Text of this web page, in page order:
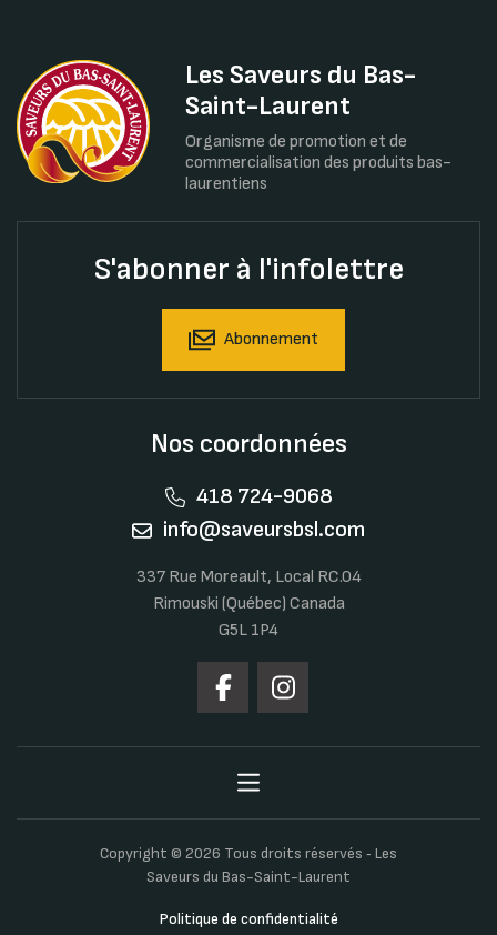
Les Saveurs du Bas-
Saint-Laurent
Organisme de promotion et de
commercialisation des produits bas-
laurentiens
S'abonner à l'infolettre
Abonnement
Nos coordonnées
418 724-9068
info@saveursbsl.com
337 Rue Moreault, Local RC.04
Rimouski (Québec) Canada
G5L 1P4
Copyright © 2026 Tous droits réservés ‐ Les
Saveurs du Bas-Saint-Laurent
Politique de confidentialité